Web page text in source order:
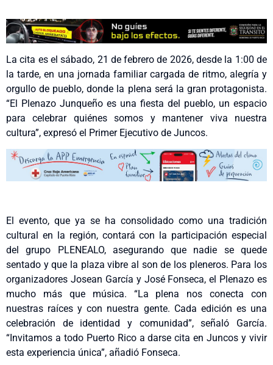
La cita es el sábado, 21 de febrero de 2026, desde la 1:00 de
la tarde, en una jornada familiar cargada de ritmo, alegría y
orgullo de pueblo, donde la plena será la gran protagonista.
“El Plenazo Junqueño es una fiesta del pueblo, un espacio
para celebrar quiénes somos y mantener viva nuestra
cultura”, expresó el Primer Ejecutivo de Juncos.
El evento, que ya se ha consolidado como una tradición
cultural en la región, contará con la participación especial
del grupo PLENEALO, asegurando que nadie se quede
sentado y que la plaza vibre al son de los pleneros. Para los
organizadores Josean García y José Fonseca, el Plenazo es
mucho más que música. “La plena nos conecta con
nuestras raíces y con nuestra gente. Cada edición es una
celebración de identidad y comunidad”, señaló García.
“Invitamos a todo Puerto Rico a darse cita en Juncos y vivir
esta experiencia única”, añadió Fonseca.